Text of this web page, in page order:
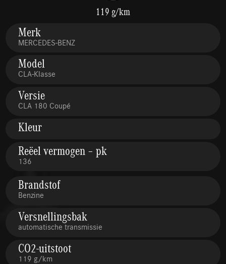
119 g/km
Merk
MERCEDES-BENZ
Model
CLA-Klasse
Versie
CLA 180 Coupé
Kleur
Reëel vermogen – pk
136
Brandstof
Benzine
Versnellingsbak
automatische transmissie
CO2-uitstoot
119 g/km